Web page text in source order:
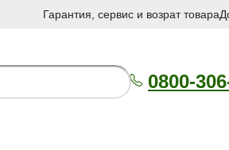
Гарантия, сервис и возрат товара
0800-